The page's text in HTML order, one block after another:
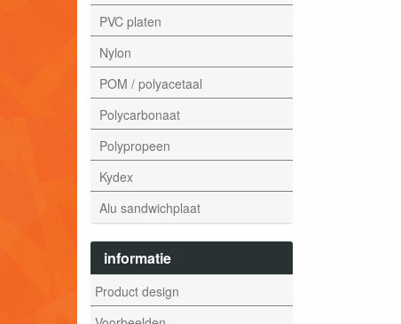
PVC platen
Nylon
POM / polyacetaal
Polycarbonaat
Polypropeen
Kydex
Alu sandwichplaat
informatie
Product design